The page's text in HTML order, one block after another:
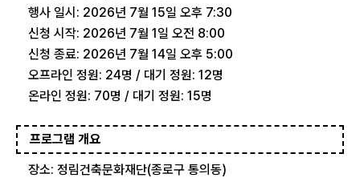
행사 일시: 2026년 7월 15일 오후 7:30
신청 시작: 2026년 7월 1일 오전 8:00
신청 종료: 2026년 7월 14일 오후 5:00
오프라인 정원: 24명 / 대기 정원: 12명
온라인 정원: 70명 / 대기 정원: 15명
프로그램 개요
장소: 정림건축문화재단(종로구 통의동)